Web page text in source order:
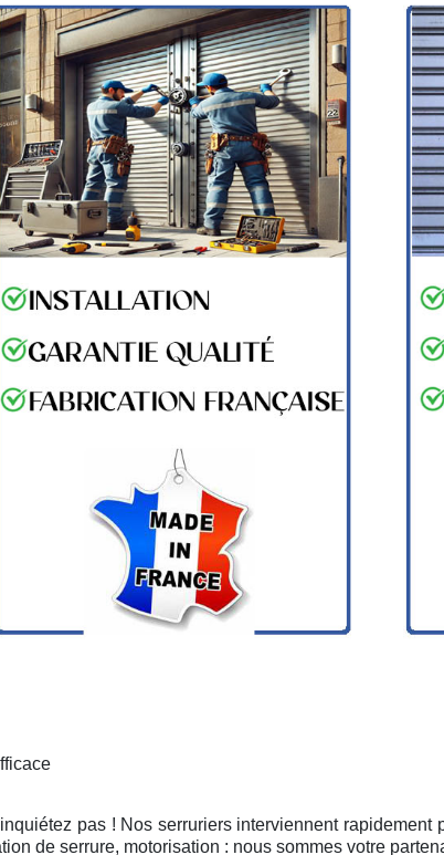
pas ! Nos serruriers interviennent
de serrure, motorisation : nous sommes votre